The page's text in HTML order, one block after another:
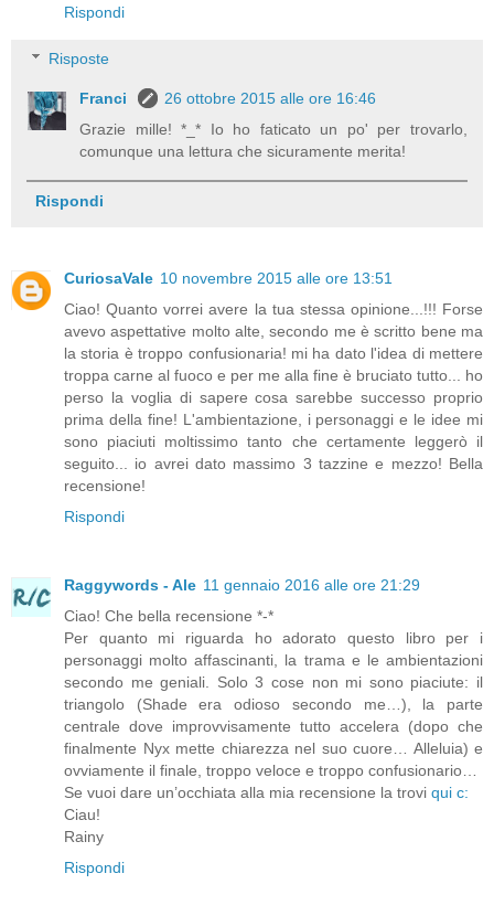
Rispondi
Risposte
Franci
26 ottobre 2015 alle ore 16:46
Grazie mille! *_* Io ho faticato un po' per trovarlo,
comunque una lettura che sicuramente merita!
Rispondi
CuriosaVale 10 novembre 2015 alle ore 13:51
Ciao! Quanto vorrei avere la tua stessa opinione...!!! Forse
avevo aspettative molto alte, secondo me è scritto bene ma
la storia è troppo confusionaria! mi ha dato l'idea di mettere
troppa carne al fuoco e per me alla fine è bruciato tutto... ho
perso la voglia di sapere cosa sarebbe successo proprio
prima della fine! L'ambientazione, i personaggi e le idee mi
sono piaciuti moltissimo tanto che certamente leggerò il
seguito... io avrei dato massimo 3 tazzine e mezzo! Bella
recensione!
Rispondi
Raggywords - Ale 11 gennaio 2016 alle ore 21:29
Ciao! Che bella recensione *-*
Per quanto mi riguarda ho adorato questo libro per i
personaggi molto affascinanti, la trama e le ambientazioni
secondo me geniali. Solo 3 cose non mi sono piaciute: il
triangolo (Shade era odioso secondo me…), la parte
centrale dove improvvisamente tutto accelera (dopo che
finalmente Nyx mette chiarezza nel suo cuore… Alleluia) e
ovviamente il finale, troppo veloce e troppo confusionario…
Se vuoi dare un’occhiata alla mia recensione la trovi qui c:
Ciau!
Rainy
Rispondi